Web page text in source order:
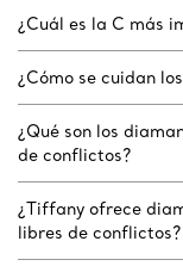
¿Cuál es la C más
¿Cómo se cuidan
¿Qué son los
de conflictos?
¿Tiffany ofrece
libres de conflictos?